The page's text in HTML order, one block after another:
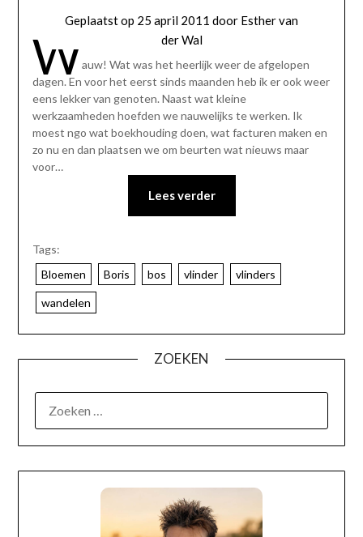
Geplaatst op 25 april 2011 door Esther van
der Wal
W auw! Wat was het heerlijk weer de afgelopen
dagen. En voor het eerst sinds maanden heb ik er ook weer
eens lekker van genoten. Naast wat kleine
werkzaamheden hoefden we nauwelijks te werken. Ik
moest ngo wat boekhouding doen, wat facturen maken en
zo nu en dan plaatsen we om beurten wat nieuws maar
voor…
Lees verder
Tags:
Bloemen
Boris bos vlinder vlinders
wandelen
ZOEKEN
OVER MIJ